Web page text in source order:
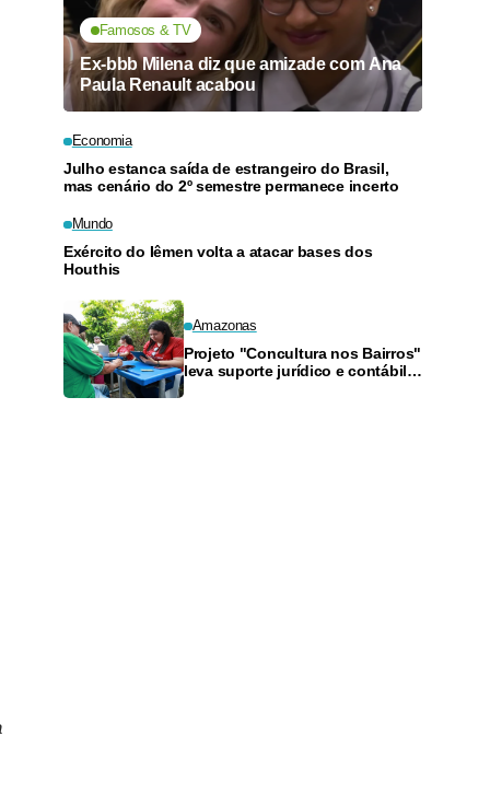
Famosos & TV
Ex-bbb Milena diz que amizade com Ana
Paula Renault acabou
Economia
Julho estanca saída de estrangeiro do Brasil,
mas cenário do 2º semestre permanece incerto
Mundo
Exército do Iêmen volta a atacar bases dos
Houthis
Amazonas
Projeto "Concultura nos Bairros"
leva suporte jurídico e contábil a